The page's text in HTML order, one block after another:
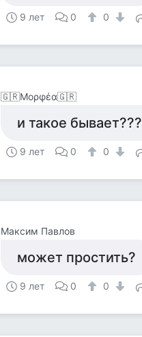
9 лет 0 0
🇬🇷Μορφέα🇬🇷
и такое бывает???
9 лет 0 0
Максим Павлов
может простить?
9 лет 0 0